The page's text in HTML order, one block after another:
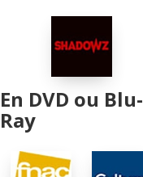
En DVD ou Blu-
Ray